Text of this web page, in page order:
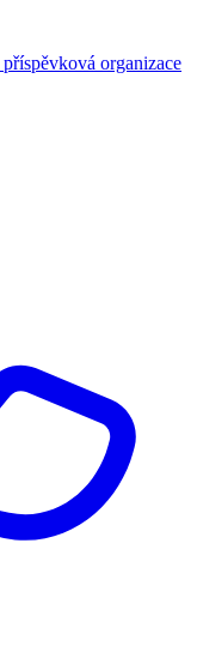
příspěvková organizace